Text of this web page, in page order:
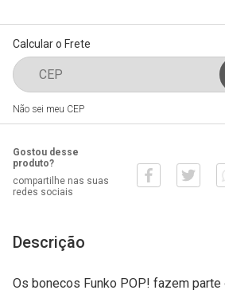
Calcular o Frete
Não sei meu CEP
Gostou desse
produto?
compartilhe nas suas
redes sociais
Descrição
Os bonecos Funko POP! fazem